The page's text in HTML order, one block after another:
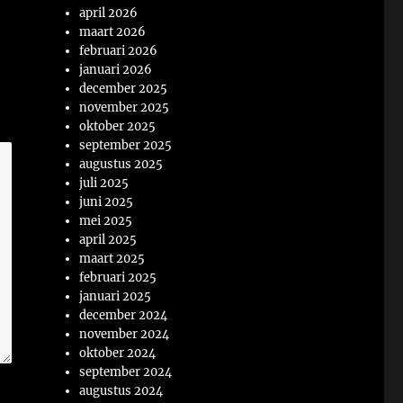
april 2026
maart 2026
februari 2026
januari 2026
december 2025
november 2025
oktober 2025
september 2025
augustus 2025
juli 2025
juni 2025
mei 2025
april 2025
maart 2025
februari 2025
januari 2025
december 2024
november 2024
oktober 2024
september 2024
augustus 2024